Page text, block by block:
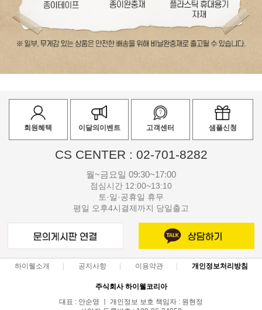
회원혜택 이달의이벤트 고객센터 샘플신청
CS CENTER : 02-701-8282
월~금요일 09:30~17:00
점심시간 12:00~13:10
토·일·공휴일 휴무
평일 오후4시결제까지 당일출고
하이웰소개 공지사항 이용약관 개인정보처리방침
주식회사 하이웰코리아
대표 : 안순영 ㅣ 개인정보 보호 책임자 : 원현정